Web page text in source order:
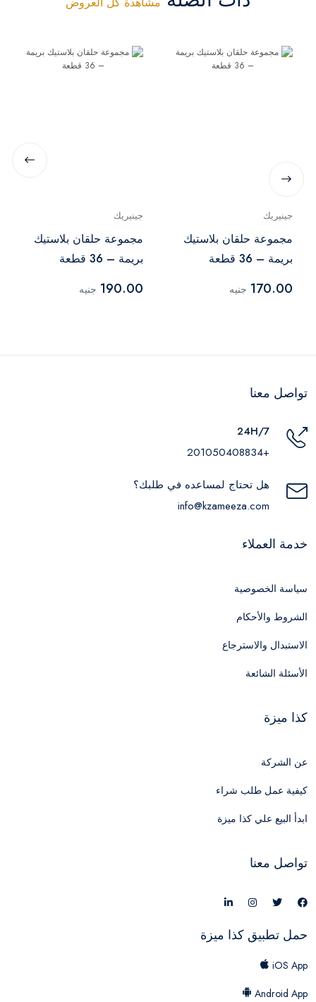
جينيريك
مجموعة حلقان بلاستيك
بريمة – 36 قطعة
170.00 جنيه
جينيريك
مجموعة حلقان بلاستيك
بريمة – 36 قطعة
190.00 جنيه
تواصل معنا
24H/7
+201050408834
هل تحتاج لمساعده في طلبك؟
info@kzameeza.com
خدمة العملاء
سياسة الخصوصية
الشروط والأحكام
الاستبدال والاسترجاع
الأسئلة الشائعة
كذا ميزة
عن الشركة
كيفية عمل طلب شراء
ابدأ البيع علي كذا ميزة
تواصل معنا
حمل تطبيق كذا ميزة
iOS App
Android App